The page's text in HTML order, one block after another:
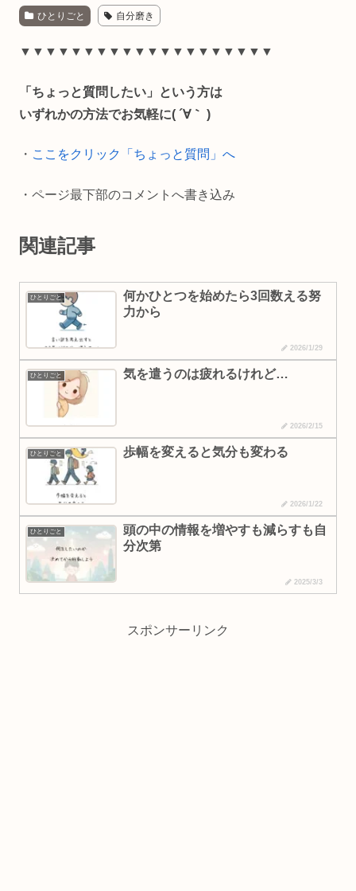
c
e
o
n
e i y
i
ひとりごと 自分磨き
▼▼▼▼▼▼▼▼▼▼▼▼▼▼▼▼▼▼▼▼
「ちょっと質問したい」という方は
いずれかの方法でお気軽に( ´∀｀ )
・ ここをクリック「ちょっと質問」へ
・ページ最下部のコメントへ書き込み
関連記事
ひとりごと
何かひとつを始めたら3回数える努
力から
2026/1/29
ひとりごと 気を遣うのは疲れるけれど…
2026/2/15
ひとりごと 歩幅を変えると気分も変わる
2026/1/22
ひとりごと
頭の中の情報を増やすも減らすも自
分次第
2025/3/3
スポンサーリンク